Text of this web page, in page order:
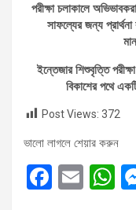
পরীক্ষা চলাকালে
সাফল্যের জন্য
ইন্তেজার শিশুবৃত্তি
বিকাশের পথে
Post Views: 372
ভালো লাগলে শেয়ার করুন
F
E
W